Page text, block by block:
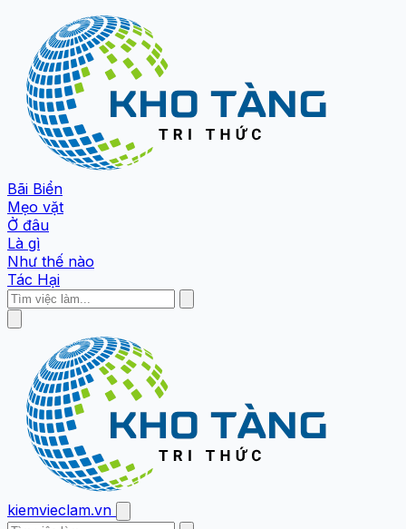
Bãi Biển
Mẹo vặt
Ở đâu
Là gì
Như thế nào
Tác Hại
kiemvieclam.vn